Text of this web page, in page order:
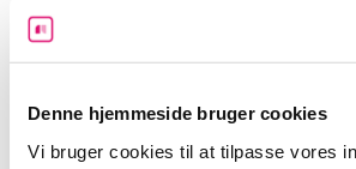
Denne hjemmeside bruger cookies
Vi bruger cookies til at tilpasse vores
bilforsikring, der giver dig en god
har brug for mere, kan du tilkøbe
passer til dine behov og til den bil, du
ansvarsforsikring, der er lovpligtig at